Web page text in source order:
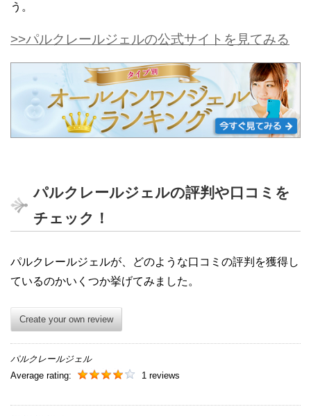
う。
>>パルクレールジェルの公式サイトを見てみる
パルクレールジェルの評判や口コミを
チェック！
パルクレールジェルが、どのような口コミの評判を獲得し
ているのかいくつか挙げてみました。
Create your own review
パルクレールジェル
Average rating:
1 reviews